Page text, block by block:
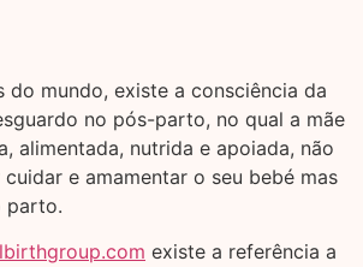
do mundo, existe a consciência da
no pós-parto, no qual a mãe
alimentada, nutrida e apoiada, não
e amamentar o seu bebé mas
parto.
existe a referência a